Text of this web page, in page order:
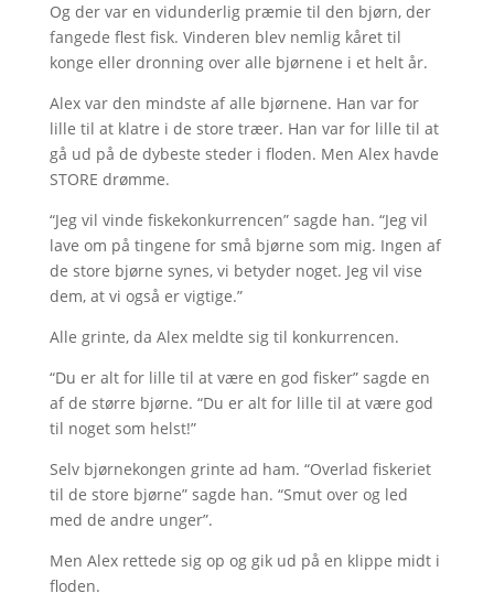
Og der var en vidunderlig præmie til den bjørn, der
fangede flest fisk. Vinderen blev nemlig kåret til
konge eller dronning over alle bjørnene i et helt år.
Alex var den mindste af alle bjørnene. Han var for
lille til at klatre i de store træer. Han var for lille til at
gå ud på de dybeste steder i floden. Men Alex havde
STORE drømme.
“Jeg vil vinde fiskekonkurrencen” sagde han. “Jeg vil
lave om på tingene for små bjørne som mig. Ingen af
de store bjørne synes, vi betyder noget. Jeg vil vise
dem, at vi også er vigtige.”
Alle grinte, da Alex meldte sig til konkurrencen.
“Du er alt for lille til at være en god fisker” sagde en
af de større bjørne. “Du er alt for lille til at være god
til noget som helst!”
Selv bjørnekongen grinte ad ham. “Overlad fiskeriet
til de store bjørne” sagde han. “Smut over og led
med de andre unger”.
Men Alex rettede sig op og gik ud på en klippe midt i
floden.